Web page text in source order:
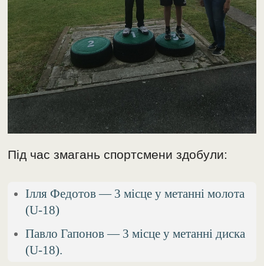
Під час змагань спортсмени здобули:
Ілля Федотов — 3 місце у метанні молота
(U-18)
Павло Гапонов — 3 місце у метанні диска
(U-18).